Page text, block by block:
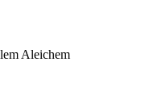
Aleichem